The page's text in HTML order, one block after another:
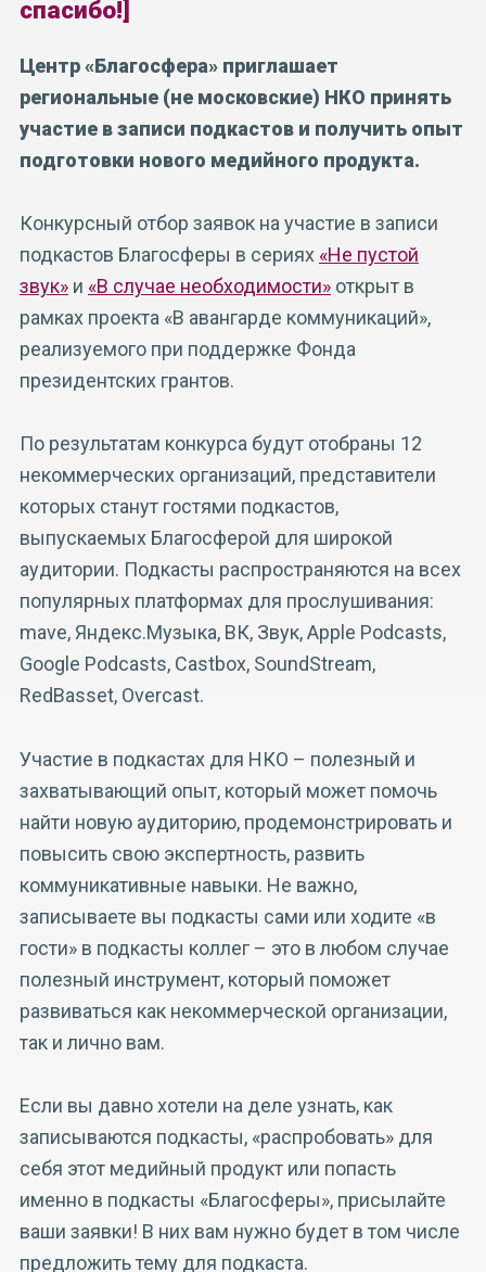
спасибо!]
Центр «Благосфера» приглашает
региональные (не московские) НКО принять
участие в записи подкастов и получить опыт
подготовки нового медийного продукта.
Конкурсный отбор заявок на участие в записи
подкастов Благосферы в сериях «Не пустой
звук» и «В случае необходимости» открыт в
рамках проекта «В авангарде коммуникаций»,
реализуемого при поддержке Фонда
президентских грантов.
По результатам конкурса будут отобраны 12
некоммерческих организаций, представители
которых станут гостями подкастов,
выпускаемых Благосферой для широкой
аудитории. Подкасты распространяются на всех
популярных платформах для прослушивания:
mave, Яндекс.Музыка, ВК, Звук, Apple Podcasts,
Google Podcasts, Castbox, SoundStream,
RedBasset, Overcast.
Участие в подкастах для НКО – полезный и
захватывающий опыт, который может помочь
найти новую аудиторию, продемонстрировать и
повысить свою экспертность, развить
коммуникативные навыки. Не важно,
записываете вы подкасты сами или ходите «в
гости» в подкасты коллег – это в любом случае
полезный инструмент, который поможет
развиваться как некоммерческой организации,
так и лично вам.
Если вы давно хотели на деле узнать, как
записываются подкасты, «распробовать» для
себя этот медийный продукт или попасть
именно в подкасты «Благосферы», присылайте
ваши заявки! В них вам нужно будет в том числе
предложить тему для подкаста.